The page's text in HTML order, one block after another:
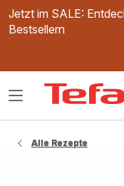
Jetzt im SALE:
Bestsellern
Das
Alle Rezepte